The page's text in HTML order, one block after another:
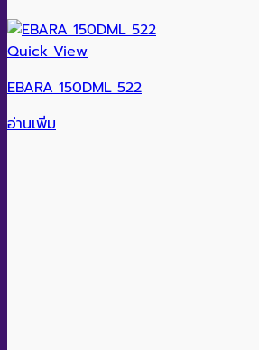
Quick View
EBARA 150DML 522
อ่านเพิ่ม